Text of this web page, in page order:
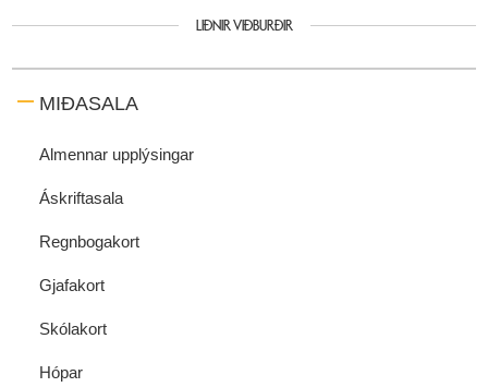
LIÐNIR VIÐBURÐIR
MIÐASALA
Almennar upplýsingar
Áskriftasala
Regnbogakort
Gjafakort
Skólakort
Hópar